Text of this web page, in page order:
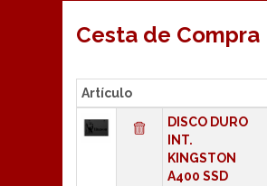
Cesta de Compra
Artículo
DISCO DURO
INT.
KINGSTON
A400 SSD